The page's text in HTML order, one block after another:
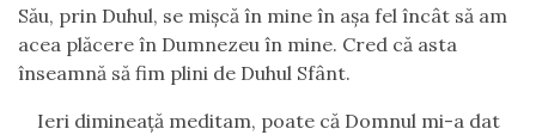
Său, prin Duhul, se mişcă în mine în aşa fel încât să am
acea plăcere în Dumnezeu în mine. Cred că asta
înseamnă să fim plini de Duhul Sfânt.
Ieri dimineaţă meditam, poate că Domnul mi-a dat